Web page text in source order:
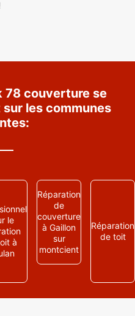
78 couverture se
les communes
le
à
Réparation
de
couverture
à Gaillon
sur
montcient
Réparation
de toit